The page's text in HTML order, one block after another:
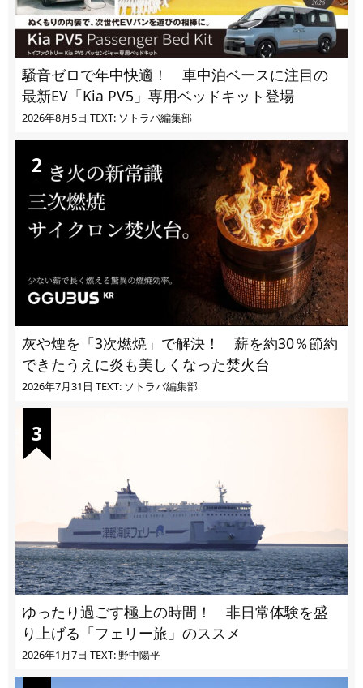
騒音ゼロで年中快適！ 車中泊ベースに注目の
最新EV「Kia PV5」専用ベッドキット登場
2026年8月5日 TEXT: ソトラバ編集部
灰や煙を「3次燃焼」で解決！ 薪を約30％節約
できたうえに炎も美しくなった焚火台
2026年7月31日 TEXT: ソトラバ編集部
ゆったり過ごす極上の時間！ 非日常体験を盛
り上げる「フェリー旅」のススメ
2026年1月7日 TEXT: 野中陽平